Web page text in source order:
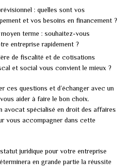
: quelles sont vos
et vos besoins en financement ?
terme : souhaitez-vous
entreprise rapidement ?
de fiscalité et de cotisations
et social vous convient le mieux ?
ces questions et d’échanger avec un
aider à faire le bon choix.
avocat spécialisé en droit des affaires
vous accompagner dans cette
juridique pour votre entreprise
en grande partie la réussite